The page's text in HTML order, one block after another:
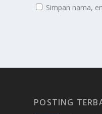
Simpan nama,
POSTING